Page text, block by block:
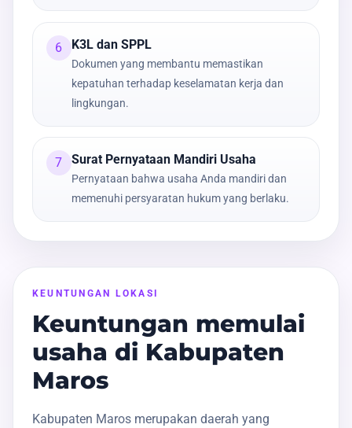
6 K3L dan SPPL
Dokumen yang membantu memastikan
kepatuhan terhadap keselamatan kerja dan
lingkungan.
7 Surat Pernyataan Mandiri Usaha
Pernyataan bahwa usaha Anda mandiri dan
memenuhi persyaratan hukum yang berlaku.
KEUNTUNGAN LOKASI
Keuntungan memulai
usaha di Kabupaten
Maros
Kabupaten Maros merupakan daerah yang